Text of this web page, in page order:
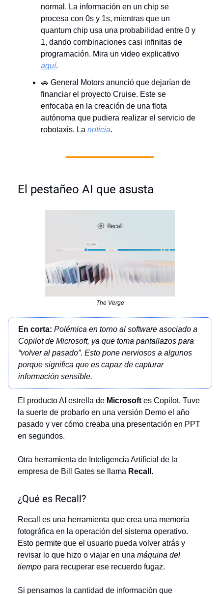
normal. La información en un chip se
procesa con 0s y 1s, mientras que un
quantum chip usa una probabilidad entre 0 y
1, dando combinaciones casi infinitas de
programación. Mira un video explicativo
aquí.
🚗 General Motors anunció que dejarían de
financiar el proyecto Cruise. Este se
enfocaba en la creación de una flota
autónoma que pudiera realizar el servicio de
robotaxis. La noticia.
El pestañeo AI que asusta
The Verge
En corta: Polémica en torno al software asociado a
Copilot de Microsoft, ya que toma pantallazos para
“volver al pasado”. Esto pone nerviosos a algunos
porque significa que es capaz de capturar
información sensible.
El producto AI estrella de Microsoft es Copilot. Tuve
la suerte de probarlo en una versión Demo el año
pasado y ver cómo creaba una presentación en PPT
en segundos.
Otra herramienta de Inteligencia Artificial de la
empresa de Bill Gates se llama Recall.
¿Qué es Recall?
Recall es una herramienta que crea una memoria
fotográfica en la operación del sistema operativo.
Esto permite que el usuario pueda volver atrás y
revisar lo que hizo o viajar en una máquina del
tiempo para recuperar ese recuerdo fugaz.
Si pensamos la cantidad de información que